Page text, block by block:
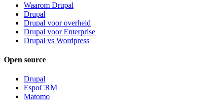
Waarom Drupal
Drupal
Drupal voor overheid
Drupal voor Enterprise
Drupal vs Wordpress
Open source
Drupal
EspoCRM
Matomo